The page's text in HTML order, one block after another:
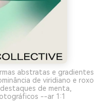
abstratas e gradientes
de viridiano e roxo
de menta,
--ar 1:1